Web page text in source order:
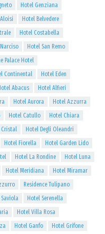
Hotel Genziana
Hotel Belvedere
Hotel Costabella
Hotel San Remo
Palace Hotel
Continental
Hotel Eden
Abacus
Hotel Alfieri
Hotel Aurora
Hotel Azzurra
Hotel Catullo
Hotel Chiara
Cristal
Hotel Degli Oleandri
Hotel Fiorella
Hotel Garden Lido
Hotel La Rondine
Hotel Luna
Hotel Meridiana
Hotel Miramar
Residence Tulipano
Saviola
Hotel Serenella
Hotel Villa Rosa
Hotel Ganfo
Hotel Grifone